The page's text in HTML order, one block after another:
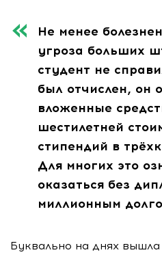
Не менее
угроза больших
студент не
был отчислен, он
вложенные
шестилетней
стипендий в
Для многих это
оказаться без
миллионным
Буквально на днях